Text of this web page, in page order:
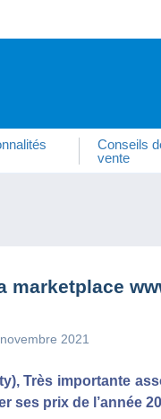
Conseils
vente
marketplace
2021
Très importante
ses prix de l’année